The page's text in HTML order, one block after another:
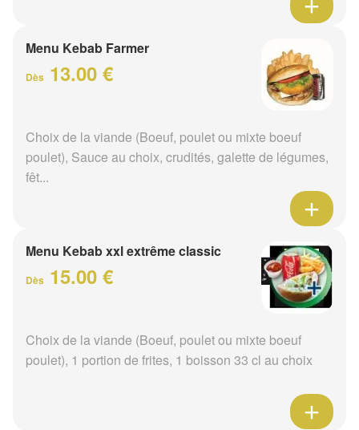
Menu Kebab Farmer
Dès 13.00 €
Choix de la viande (Boeuf, poulet ou mixte boeuf
poulet), Sauce au choix, crudités, galette de légumes,
fêt...
Menu Kebab xxl extrême classic
Dès 15.00 €
Choix de la viande (Boeuf, poulet ou mixte boeuf
poulet), 1 portion de frites, 1 boisson 33 cl au choix